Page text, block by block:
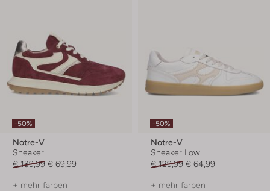
-50%
Notre-V
Sneaker
€ 139,99 € 69,99
+ mehr farben
-50%
Notre-V
Sneaker Low
€ 129,99 € 64,99
+ mehr farben